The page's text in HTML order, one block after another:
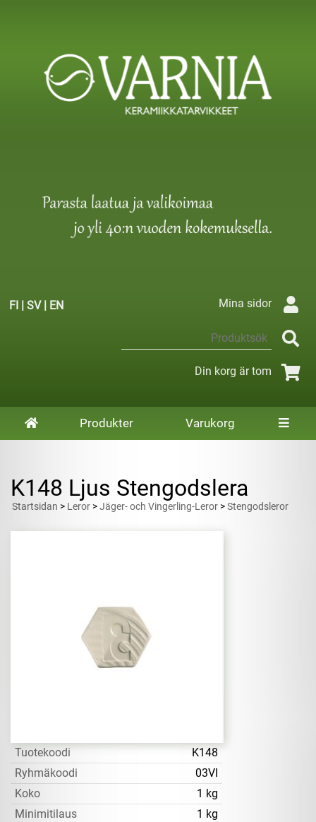
FI | SV| EN Mina sidor
Din korg är tom
Produkter Varukorg
K148 Ljus Stengodslera
Startsidan > Leror >Jäger- och Vingerling-Leror >Stengodsleror
Tuotekoodi
K148
Ryhmäkoodi
03VI
Koko
1 kg
Minimitilaus
1 kg